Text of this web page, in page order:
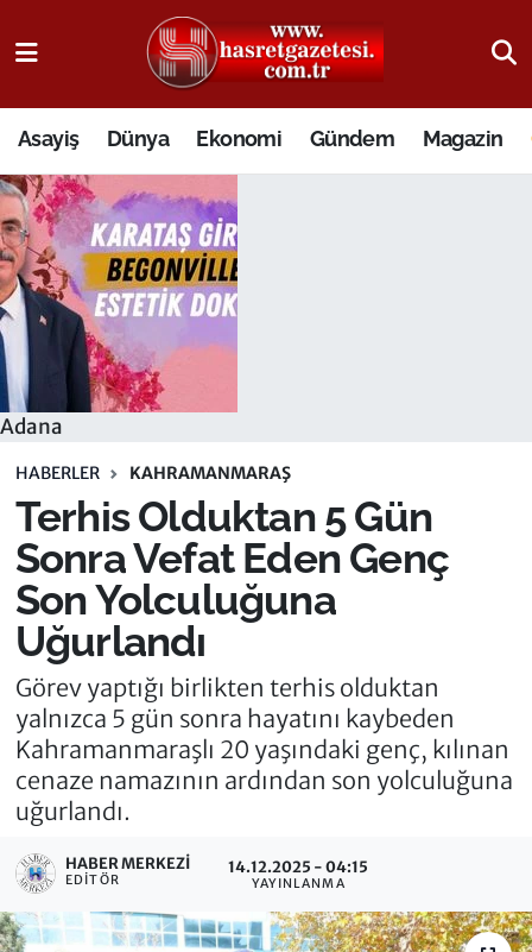
Asayiş Dünya Ekonomi Gündem Magazin
Adana
HABERLER KAHRAMANMARAŞ
Terhis Olduktan 5 Gün
Sonra Vefat Eden Genç
Son Yolculuğuna
Uğurlandı
Görev yaptığı birlikten terhis olduktan
yalnızca 5 gün sonra hayatını kaybeden
Kahramanmaraşlı 20 yaşındaki genç, kılınan
cenaze namazının ardından son yolculuğuna
uğurlandı.
HABER MERKEZI
EDITÖR
14.12.2025 - 04:15
YAYINLANMA
Osmaniye Nöbetçi Eczaneler
Osmaniye Hava Durumu
Osmaniye Trafik Yoğunluk Haritası
Süper Lig Puan Durumu ve Fikstür
Tüm Manşetler
Son Dakika Haberleri